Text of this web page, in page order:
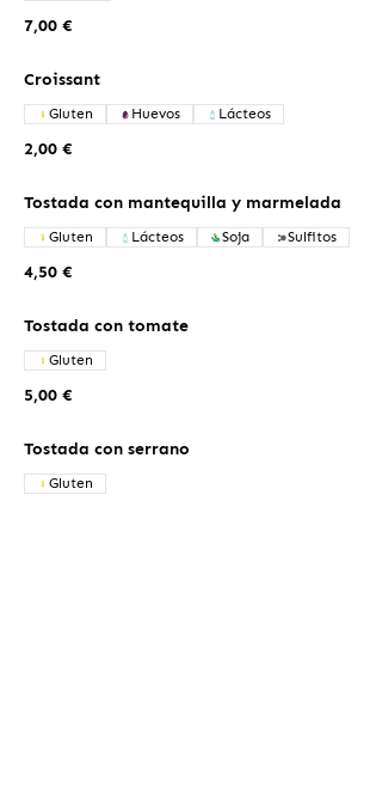
7,00 €
Croissant
2,00 €
Gluten Huevos Lácteos
Tostada con mantequilla y marmelada
4,50 €
Gluten Lácteos Soja Sulfitos
Tostada con tomate
5,00 €
Gluten
Tostada con serrano
Gluten